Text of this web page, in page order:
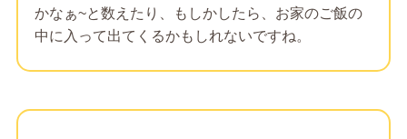
かなぁ~と数えたり、もしかしたら、お家のご飯の
中に入って出てくるかもしれないですね。